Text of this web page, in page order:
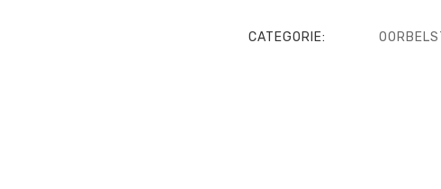
CATEGORIE: